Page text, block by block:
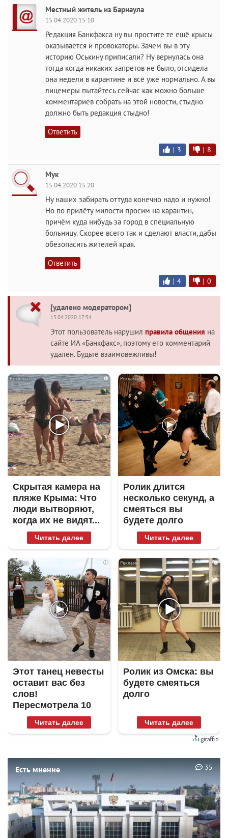
Местный житель из Барнаула
15.04.2020 15:10
Редакция Банкфакса ну вы простите те ещё крысы
оказывается и провокаторы. Зачем вы в эту
историю Оськину приписали? Ну вернулась она
тогда когда никаких запретов не было, отсидела
она недели в карантине и всё уже нормально. А вы
лицемеры пытайтесь сейчас как можно больше
комментариев собрать на этой новости, стыдно
должно быть редакция стыдно!
Ответить
| 3 | 8
Мук
15.04.2020 15:20
Ну наших забирать оттуда конечно надо и нужно!
Но по прилёту милости просим на карантин,
причём куда нибудь за город в специальную
больницу. Скорее всего так и сделают власти, дабы
обезопасить жителей края.
Ответить
| 4 | 0
[удалено модератором]
15.04.2020 17:54
Этот пользователь нарушил правила общения на
сайте ИА «Банкфакс», поэтому его комментарий
удален. Будьте взаимовежливы!
i
Скрытая камера на
пляже Крыма: Что
люди вытворяют,
когда их не видят...
Читать далее
i
Ролик длится
несколько секунд, а
смеяться вы
будете долго
Читать далее
i
Этот танец невесты
оставит вас без
слов!
Пересмотрела 10
раз
Читать далее
i
Ролик из Омска: вы
будете смеяться
долго
Читать далее
Есть мнение 35